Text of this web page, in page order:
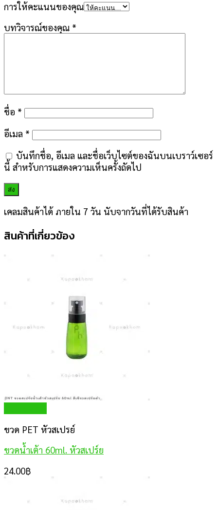
การให้คะแนนของคุณ
บทวิจารณ์ของคุณ *
ชื่อ *
อีเมล *
บันทึกชื่อ, อีเมล และชื่อเว็บไซต์ของฉันบนเบราว์เซอร์
นี้ สำหรับการแสดงความเห็นครั้งถัดไป
เคลมสินค้าได้ ภายใน 7 วัน นับจากวันที่ได้รับสินค้า
สินค้าที่เกี่ยวข้อง
ขวด PET หัวสเปรย์
ขวดน้ำเต้า 60ml. หัวสเปร์ย
24.00฿